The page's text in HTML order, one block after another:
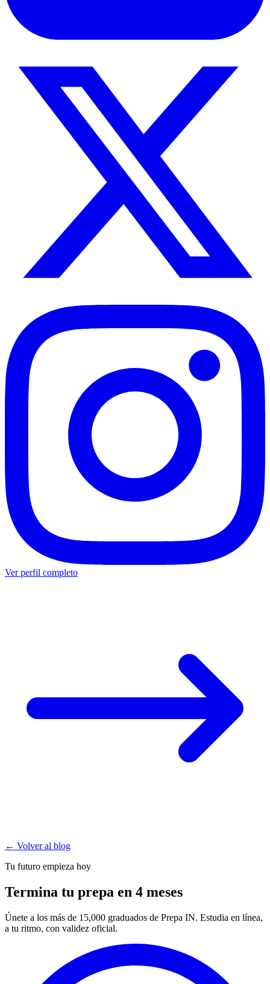
Ver perfil completo
← Volver al blog
Tu futuro empieza hoy
Termina tu prepa en 4 meses
Únete a los más de 15,000 graduados de Prepa IN. Estudia en línea,
a tu ritmo, con validez oficial.